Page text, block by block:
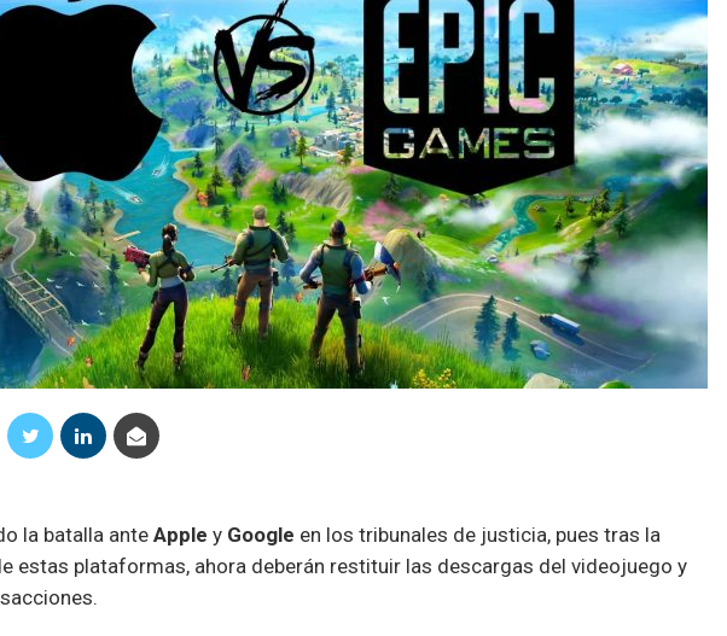
la batalla anteApple y Google en los tribunales de justicia, pues tras la
estas plataformas, ahora deberán restituir las descargas del videojuego y